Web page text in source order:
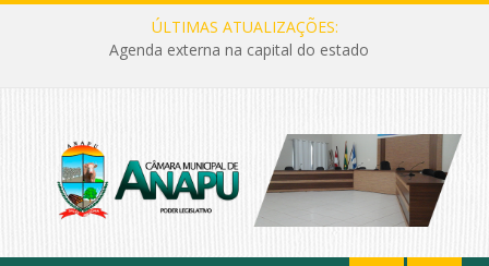
ÚLTIMAS ATUALIZAÇÕES:
Agenda externa na capital do estado